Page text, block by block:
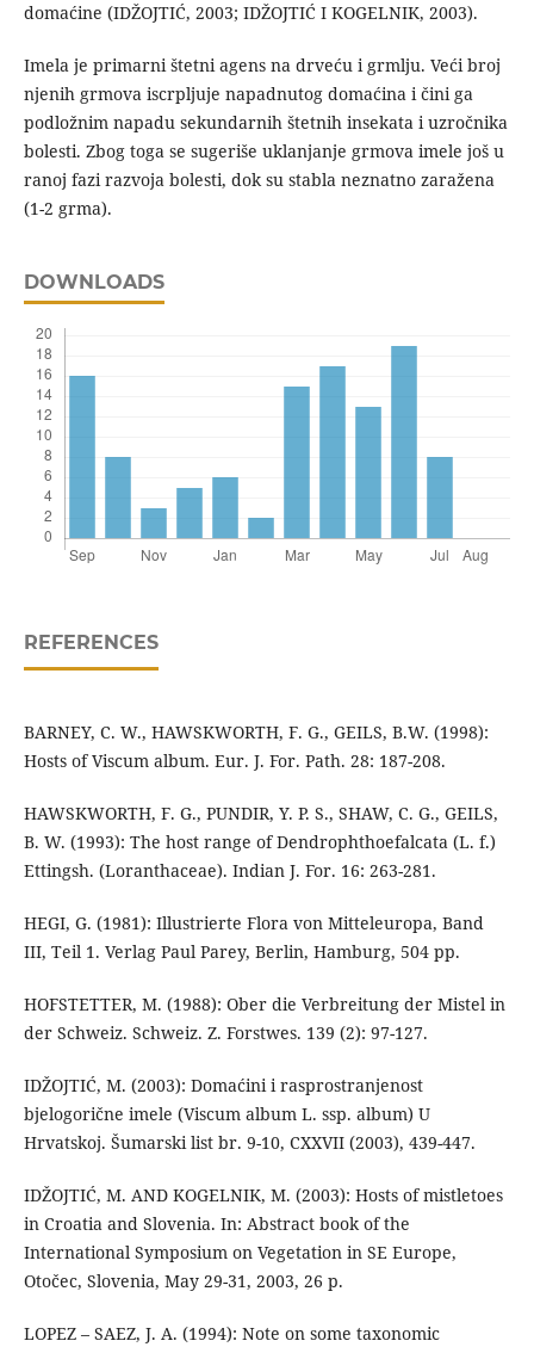
domaćine (IDŽOJTIĆ, 2003; IDŽOJTIĆ I KOGELNIK, 2003).
Imela je primarni štetni agens na drveću i grmlju. Veći broj
njenih grmova iscrpljuje napadnutog domaćina i čini ga
podložnim napadu sekundarnih štetnih insekata i uzročnika
bolesti. Zbog toga se sugeriše uklanjanje grmova imele još u
ranoj fazi razvoja bolesti, dok su stabla neznatno zaražena
(1-2 grma).
DOWNLOADS
REFERENCES
BARNEY, C. W., HAWSKWORTH, F. G., GEILS, B.W. (1998):
Hosts of Viscum album. Eur. J. For. Path. 28: 187-208.
HAWSKWORTH, F. G., PUNDIR, Y. P. S., SHAW, C. G., GEILS,
B. W. (1993): The host range of Dendrophthoefalcata (L. f.)
Ettingsh. (Loranthaceae). Indian J. For. 16: 263-281.
HEGI, G. (1981): Illustrierte Flora von Mitteleuropa, Band
III, Teil 1. Verlag Paul Parey, Berlin, Hamburg, 504 pp.
HOFSTETTER, M. (1988): Ober die Verbreitung der Mistel in
der Schweiz. Schweiz. Z. Forstwes. 139 (2): 97-127.
IDŽOJTIĆ, M. (2003): Domaćini i rasprostranjenost
bjelogorične imele (Viscum album L. ssp. album) U
Hrvatskoj. Šumarski list br. 9-10, CXXVII (2003), 439-447.
IDŽOJTIĆ, M. AND KOGELNIK, M. (2003): Hosts of mistletoes
in Croatia and Slovenia. In: Abstract book of the
International Symposium on Vegetation in SE Europe,
Otočec, Slovenia, May 29-31, 2003, 26 p.
LOPEZ – SAEZ, J. A. (1994): Note on some taxonomic